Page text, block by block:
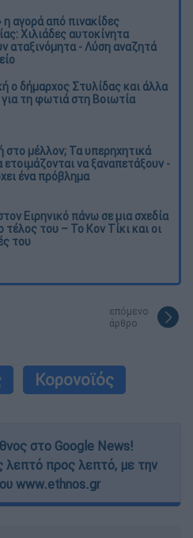
η αγορά από πινακίδες
Χιλιάδες αυτοκίνητα
αταξινόμητα - Λύση αναζητά
ο δήμαρχος Στυλίδας και άλλα
τη φωτιά στη Βοιωτία
στο μέλλον; Τα υπερηχητικά
να ξαναπετάξουν -
ένα πρόβλημα
Ειρηνικό πάνω σε μια σχεδία
τέλος του – Το Κον Τίκι και οι
του
επόμενο
άρθρο
Κορονοϊός
στο Google News!
λεπτό προς λεπτό, με την
www.ethnos.gr